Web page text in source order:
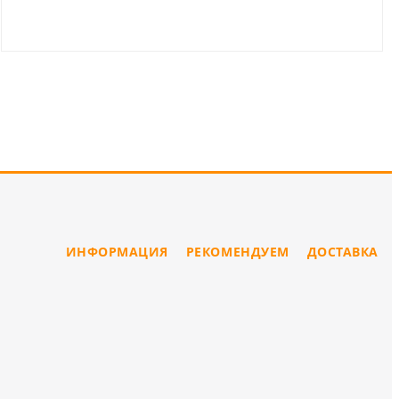
ДОСТАВКА
РЕКОМЕНДУЕМ
ИНФОРМАЦИЯ